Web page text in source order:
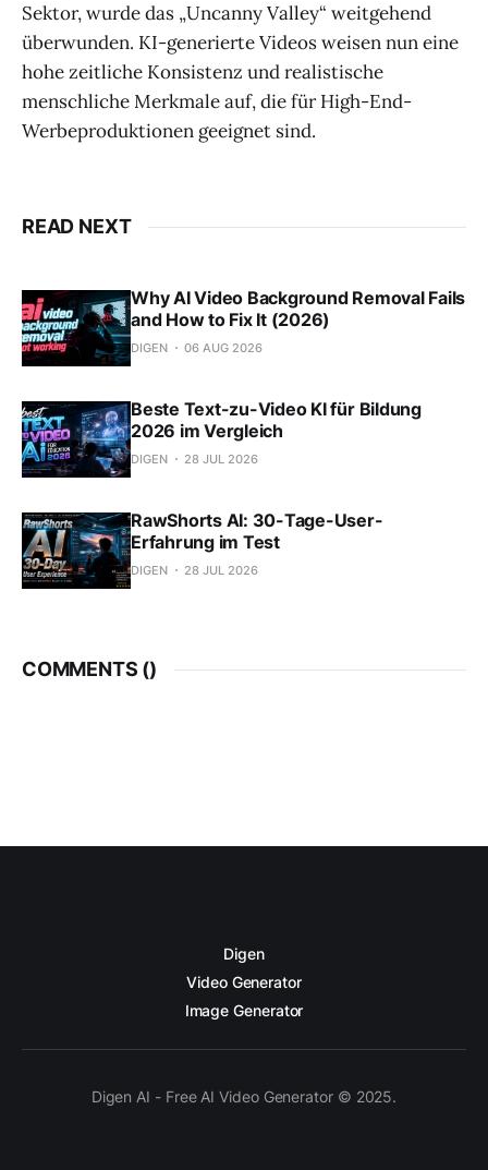
Sektor, wurde das „Uncanny Valley“ weitgehend
überwunden. KI-generierte Videos weisen nun eine
hohe zeitliche Konsistenz und realistische
menschliche Merkmale auf, die für High-End-
Werbeproduktionen geeignet sind.
READ NEXT
Why AI Video Background Removal Fails
and How to Fix It (2026)
DIGEN 06 AUG 2026
Beste Text-zu-Video KI für Bildung
2026 im Vergleich
DIGEN 28 JUL 2026
RawShorts AI: 30-Tage-User-
Erfahrung im Test
DIGEN 28 JUL 2026
COMMENTS ()
Digen
Video Generator
Image Generator
Digen AI - Free AI Video Generator © 2025.